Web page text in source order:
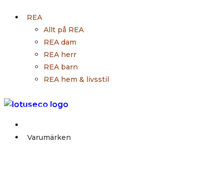
REA
Allt på REA
REA dam
REA herr
REA barn
REA hem & livsstil
Varumärken